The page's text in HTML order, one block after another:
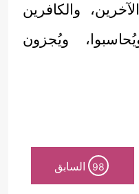
والكافرين
ويُجزون
98 السابق